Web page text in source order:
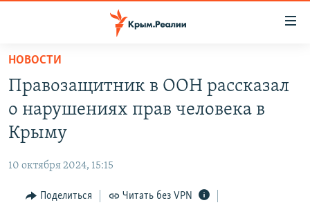
Вернуться
основному
содержанию
Вернутся
главной
навигации
Вернутся
СПЕЦПРОЕКТЫ
11 ЛЕТ ОККУПАЦИИ КРЫМА. 11 ИСТОРИЙ СОПРОТИВЛЕНИЯ
ВОДА
ЕЩЕ
ИНТЕРАКТИВ
РАДІО СВОБОДА
НОВОСТИ
Правозащитник в ООН рассказал
о нарушениях прав человека в
Крыму
10 октября 2024, 15:15
Поделиться Читать без VPN